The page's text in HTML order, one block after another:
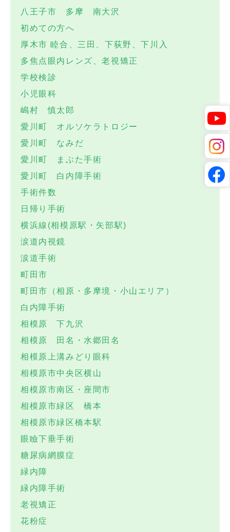
八王子市 多摩 南大沢
初めての方へ
厚木市 睦合、三田、下荻野、下川入
多焦点眼内レンズ、老視矯正
学校検診
小児眼科
嶋村 慎太郎
愛川町 オルソケラトロジー
愛川町 なみだ
愛川町 まぶた手術
愛川町 白内障手術
手術件数
日帰り手術
横浜線(相模原駅・矢部駅)
涙道内視鏡
涙道手術
町田市
町田市（相原・多摩境・小山エリア）
白内障手術
相模原 下九沢
相模原 田名・水郷田名
相模原上溝みどり眼科
相模原市中央区横山
相模原市南区・座間市
相模原市緑区 橋本
相模原市緑区橋本駅
眼瞼下垂手術
糖尿病網膜症
緑内障
緑内障手術
老視矯正
花粉症